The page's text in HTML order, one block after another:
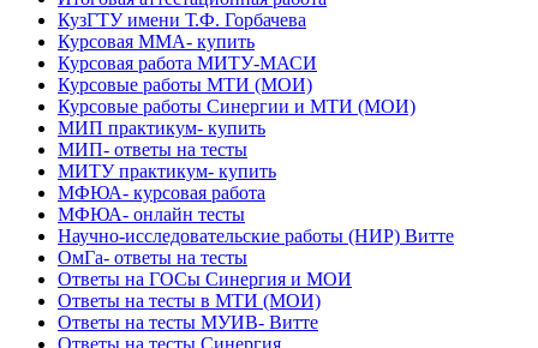
КузГТУ имени Т.Ф. Горбачева
Курсовая ММА- купить
Курсовая работа МИТУ-МАСИ
Курсовые работы МТИ (МОИ)
Курсовые работы Синергии и МТИ (МОИ)
МИП практикум- купить
МИП- ответы на тесты
МИТУ практикум- купить
МФЮА- курсовая работа
МФЮА- онлайн тесты
Научно-исследовательские работы (НИР) Витте
ОмГа- ответы на тесты
Ответы на ГОСы Синергия и МОИ
Ответы на тесты в МТИ (МОИ)
Ответы на тесты МУИВ- Витте
Ответы на тесты Синергия